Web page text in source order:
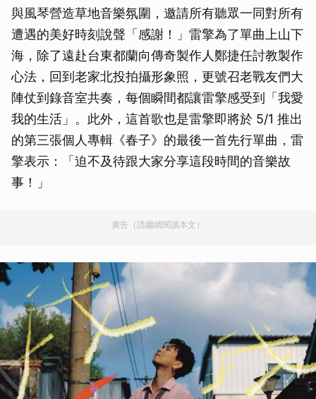
與風琴營造草地音樂氛圍，邀請所有聽眾一同對所有
遭遇的美好時刻說聲「感謝！」雷擎為了單曲上山下
海，除了遠赴台東都蘭向傳奇製作人鄭捷任討教製作
心法，回到老家北投拍攝形象照，更號召老戰友們大
陣仗到錄音室共奏，每個瞬間都讓雷擎感受到「我愛
我的生活」。此外，這首歌也是雷擎即將於 5/1 推出
的第三張個人專輯《春子》的最後一首先行單曲，雷
擎表示：「迫不及待跟大家分享這段時間的音樂故
事！」
廣告（請繼續閱讀本文）